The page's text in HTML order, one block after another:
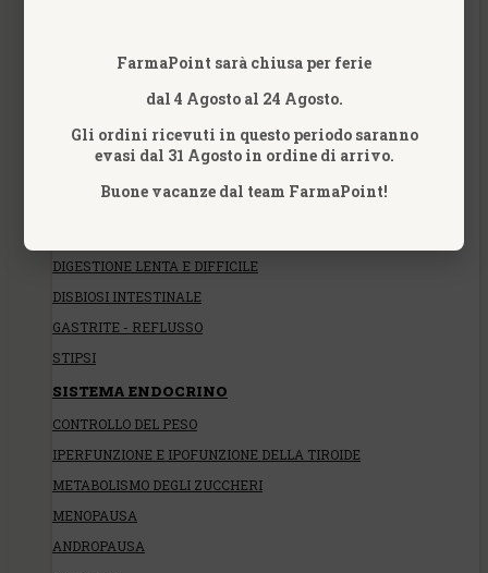
ACETONE NEI BAMBINI
AEROFAGIA
DIGESTIONE LENTA E DIFFICILE
DISBIOSI INTESTINALE
GASTRITE - REFLUSSO
STIPSI
SISTEMA ENDOCRINO
CONTROLLO DEL PESO
IPERFUNZIONE E IPOFUNZIONE DELLA TIROIDE
METABOLISMO DEGLI ZUCCHERI
MENOPAUSA
ANDROPAUSA
FarmaPoint sarà chiusa per ferie
dal 4 Agosto al 24 Agosto.
Gli ordini ricevuti in questo periodo saranno
evasi dal 31 Agosto in ordine di arrivo.
Buone vacanze dal team FarmaPoint!